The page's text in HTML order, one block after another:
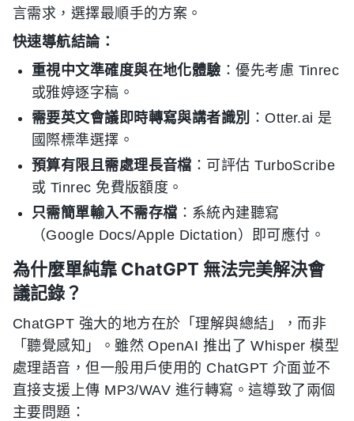
言需求，選擇最順手的方案。
快速導航結論：
重視中文準確度與在地化體驗 ：優先考慮 Tinrec
或雅婷逐字稿。
需要英文會議即時轉寫與講者識別
：Otter.ai 是
國際標準選擇。
預算有限且需處理長音檔 ：可評估 TurboScribe
或 Tinrec 免費版額度。
只需簡單輸入不需存檔 ：系統內建聽寫
（Google Docs/Apple Dictation）即可應付。
為什麼單純靠 ChatGPT 無法完美解決會
議記錄？
ChatGPT 強大的地方在於「理解與總結」，而非
「聽覺感知」。雖然 OpenAI 推出了 Whisper 模型
處理語音，但一般用戶使用的 ChatGPT 介面並不
直接支援上傳 MP3/WAV 進行轉寫。這導致了兩個
主要問題：